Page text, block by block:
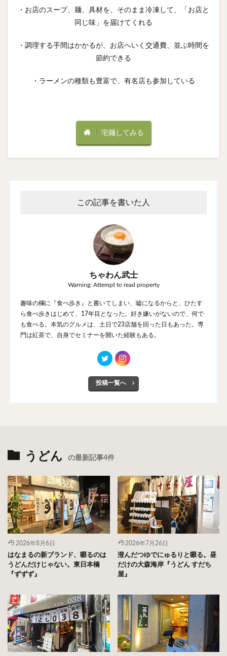
・お店のスープ、麺、具材を、そのまま冷凍して、「お店と
同じ味」を届けてくれる
・調理する手間はかかるが、お店へいく交通費、並ぶ時間を
節約できる
・ラーメンの種類も豊富で、有名店も参加している
宅麺してみる
この記事を書いた人
ちゃわん武士
Warning: Attempt to read property
趣味の欄に『食べ歩き』と書いてしまい、嘘になるからと、ひたす
ら食べ歩きはじめて、17年目となった。好き嫌いがないので、何で
も食べる。本気のグルメは、土日で23店舗を回った日もあった。専
門は紅茶で、自身でセミナーを開いた経験もある。
投稿一覧へ
うどん の最新記事4件
2026年8月6日
はなまるの新ブランド、啜るのは
うどんだけじゃない。東日本橋
『ずずず』
2026年7月26日
澄んだつゆでにゅるりと啜る。昼
だけの大森海岸『うどん すだち
屋』